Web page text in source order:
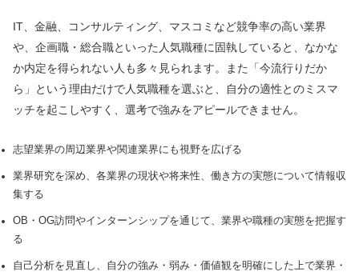
IT、金融、コンサルティング、マスコミなど競争率の高い業界
や、企画職・総合職といった人気職種に固執していると、なかな
か内定を得られない人も多々見られます。また「今流行りだか
ら」という理由だけで人気職種を選ぶと、自分の適性とのミスマ
ッチを起こしやすく、選考で強みをアピールできません。
志望業界の周辺業界や関連業界にも視野を広げる
業界研究を深め、各業界の現状や将来性、働き方の実態について情報収
集する
OB・OG訪問やインターンシップを通じて、業界や職種の実態を把握す
る
自己分析を見直し、自分の強み・弱み・価値観を明確にした上で業界・